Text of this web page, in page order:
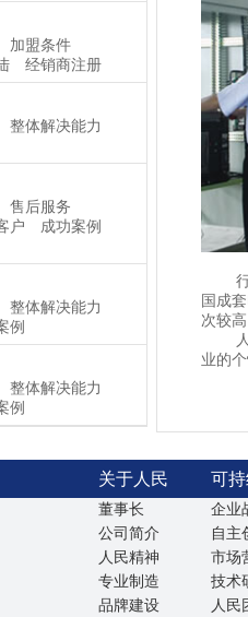
加盟条件
经销商注册
整体解决能力
售后服务
户
成功案例
整体解决能力
例
整体解决能力
例
行业
国成
次较
人民
业的
关于人民 可
董事长
公司简介
人民精神
专业制造
品牌建设
企业
自主
市场
技术
人民